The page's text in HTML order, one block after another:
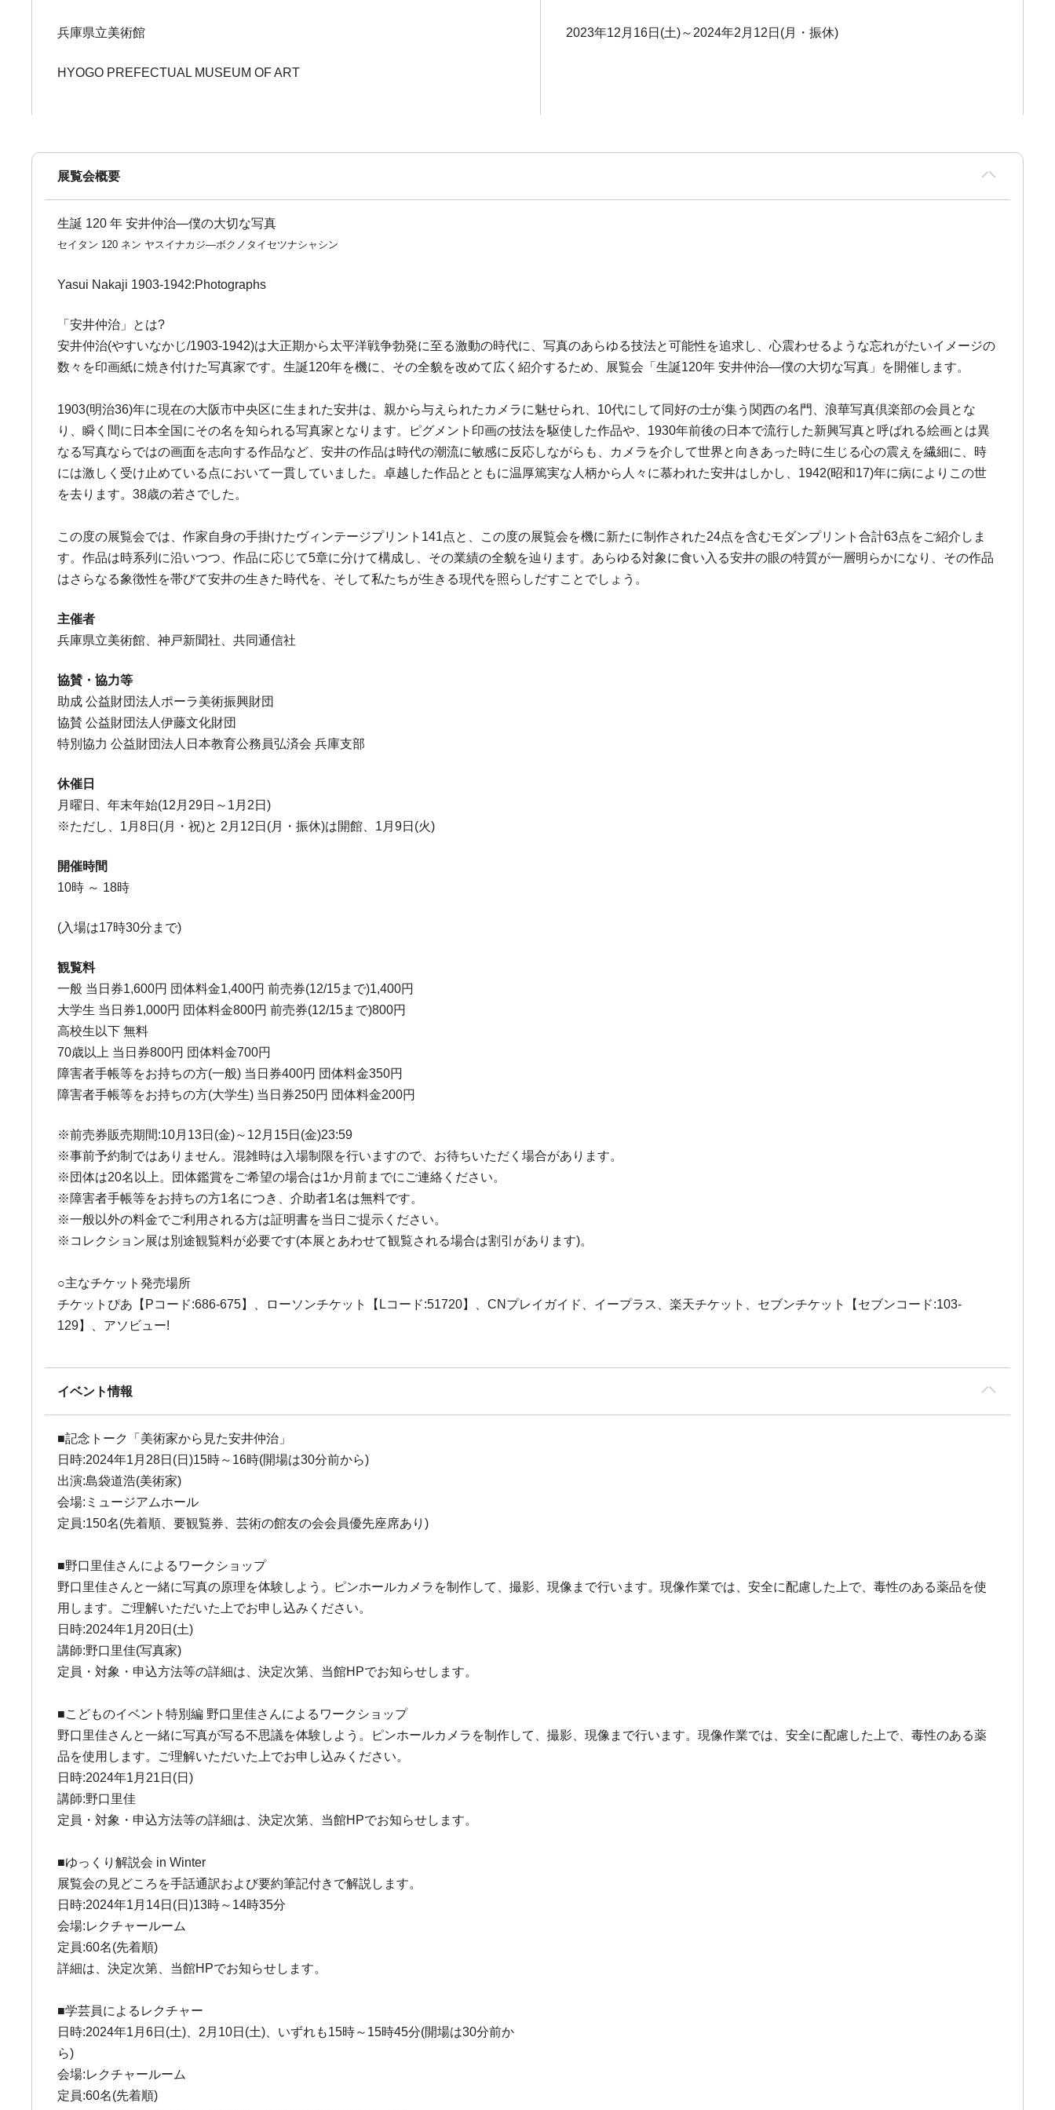
兵庫県立美術館
HYOGO PREFECTUAL MUSEUM OF ART
2023年12月16日(土)～2024年2月12日(月・振休)
展覧会概要
生誕 120 年 安井仲治―僕の大切な写真
セイタン 120 ネン ヤスイナカジ―ボクノタイセツナシャシン
Yasui Nakaji 1903-1942:Photographs
「安井仲治」とは?
安井仲治(やすいなかじ/1903-1942)は大正期から太平洋戦争勃発に至る激動の時代に、写真のあらゆる技法と可能性を追求し、心震わせるような忘れがたいイメージの
数々を印画紙に焼き付けた写真家です。生誕120年を機に、その全貌を改めて広く紹介するため、展覧会「生誕120年 安井仲治―僕の大切な写真」を開催します。
1903(明治36)年に現在の大阪市中央区に生まれた安井は、親から与えられたカメラに魅せられ、10代にして同好の士が集う関西の名門、浪華写真倶楽部の会員とな
り、瞬く間に日本全国にその名を知られる写真家となります。ピグメント印画の技法を駆使した作品や、1930年前後の日本で流行した新興写真と呼ばれる絵画とは異
なる写真ならではの画面を志向する作品など、安井の作品は時代の潮流に敏感に反応しながらも、カメラを介して世界と向きあった時に生じる心の震えを繊細に、時
には激しく受け止めている点において一貫していました。卓越した作品とともに温厚篤実な人柄から人々に慕われた安井はしかし、1942(昭和17)年に病によりこの世
を去ります。38歳の若さでした。
この度の展覧会では、作家自身の手掛けたヴィンテージプリント141点と、この度の展覧会を機に新たに制作された24点を含むモダンプリント合計63点をご紹介しま
す。作品は時系列に沿いつつ、作品に応じて5章に分けて構成し、その業績の全貌を辿ります。あらゆる対象に食い入る安井の眼の特質が一層明らかになり、その作品
はさらなる象徴性を帯びて安井の生きた時代を、そして私たちが生きる現代を照らしだすことでしょう。
主催者
兵庫県立美術館、神戸新聞社、共同通信社
協賛・協力等
助成 公益財団法人ポーラ美術振興財団
協賛 公益財団法人伊藤文化財団
特別協力 公益財団法人日本教育公務員弘済会 兵庫支部
休催日
月曜日、年末年始(12月29日～1月2日)
※ただし、1月8日(月・祝)と 2月12日(月・振休)は開館、1月9日(火)
開催時間
10時 ～ 18時
(入場は17時30分まで)
観覧料
一般 当日券1,600円 団体料金1,400円 前売券(12/15まで)1,400円
大学生 当日券1,000円 団体料金800円 前売券(12/15まで)800円
高校生以下 無料
70歳以上 当日券800円 団体料金700円
障害者手帳等をお持ちの方(一般) 当日券400円 団体料金350円
障害者手帳等をお持ちの方(大学生) 当日券250円 団体料金200円
※前売券販売期間:10月13日(金)～12月15日(金)23:59
※事前予約制ではありません。混雑時は入場制限を行いますので、お待ちいただく場合があります。
※団体は20名以上。団体鑑賞をご希望の場合は1か月前までにご連絡ください。
※障害者手帳等をお持ちの方1名につき、介助者1名は無料です。
※一般以外の料金でご利用される方は証明書を当日ご提示ください。
※コレクション展は別途観覧料が必要です(本展とあわせて観覧される場合は割引があります)。
○主なチケット発売場所
チケットぴあ【Pコード:686-675】、ローソンチケット【Lコード:51720】、CNプレイガイド、イープラス、楽天チケット、セブンチケット【セブンコード:103-
129】、アソビュー!
イベント情報
■記念トーク「美術家から見た安井仲治」
日時:2024年1月28日(日)15時～16時(開場は30分前から)
出演:島袋道浩(美術家)
会場:ミュージアムホール
定員:150名(先着順、要観覧券、芸術の館友の会会員優先座席あり)
■野口里佳さんによるワークショップ
野口里佳さんと一緒に写真の原理を体験しよう。ピンホールカメラを制作して、撮影、現像まで行います。現像作業では、安全に配慮した上で、毒性のある薬品を使
用します。ご理解いただいた上でお申し込みください。
日時:2024年1月20日(土)
講師:野口里佳(写真家)
定員・対象・申込方法等の詳細は、決定次第、当館HPでお知らせします。
■こどものイベント特別編 野口里佳さんによるワークショップ
野口里佳さんと一緒に写真が写る不思議を体験しよう。ピンホールカメラを制作して、撮影、現像まで行います。現像作業では、安全に配慮した上で、毒性のある薬
品を使用します。ご理解いただいた上でお申し込みください。
日時:2024年1月21日(日)
講師:野口里佳
定員・対象・申込方法等の詳細は、決定次第、当館HPでお知らせします。
■ゆっくり解説会 in Winter
展覧会の見どころを手話通訳および要約筆記付きで解説します。
日時:2024年1月14日(日)13時～14時35分
会場:レクチャールーム
定員:60名(先着順)
詳細は、決定次第、当館HPでお知らせします。
■学芸員によるレクチャー
日時:2024年1月6日(土)、2月10日(土)、いずれも15時～15時45分(開場は30分前か
ら)
会場:レクチャールーム
定員:60名(先着順)